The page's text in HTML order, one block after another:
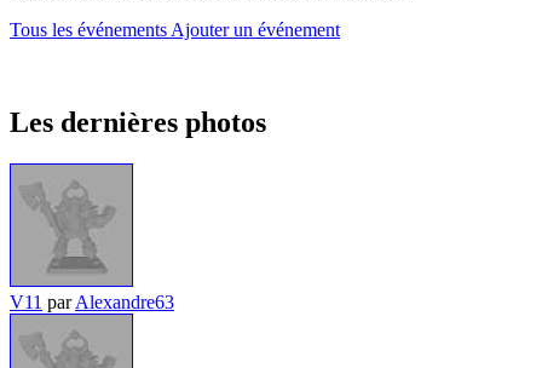
Tous les événements Ajouter un événement
Les dernières photos
V11 parAlexandre63